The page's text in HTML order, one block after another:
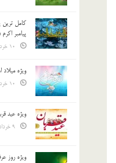
کامل ترین
پیامبر
ویژه میلاد
ویژه عید
ویژه روز